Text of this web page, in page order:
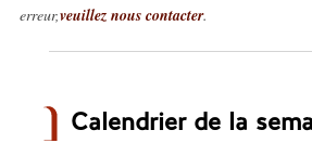
erreur,veuillez nous contacter.
Calendrier de la